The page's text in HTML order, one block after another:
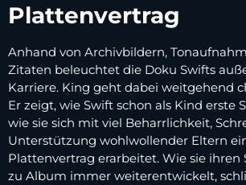
Plattenvertrag
Anhand von Archivbildern,
Zitaten beleuchtet die Doku Swifts
Karriere. King geht dabei weitgehend
Er zeigt, wie Swift schon als Kind erste
wie sie sich mit viel Beharrlichkeit,
Unterstützung wohlwollender Eltern
Plattenvertrag erarbeitet. Wie sie ihren
zu Album immer weiterentwickelt,